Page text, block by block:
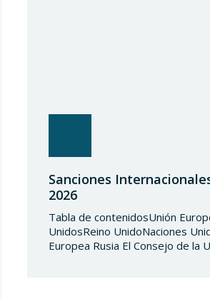
Sanciones
2026
Tabla de contenidosUnión
UnidosReino UnidoNaciones
Europea Rusia El Consejo de la